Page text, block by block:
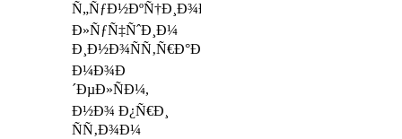
Ñ„ÑƒÐ½ÐºÑ†Ð¸Ð¾Ð½Ð°Ð»ÑŒÐ½Ð¾ÑÑ‚Ð¸
Ð»ÑƒÑ‡ÑˆÐ¸Ð¼
Ð¸Ð½Ð¾ÑÑ‚Ñ€Ð°Ð½Ð½Ñ‹Ð¼
Ð¼Ð¾Ð
´ÐµÐ»ÑÐ¼,
Ð½Ð¾ Ð¿Ñ€Ð¸
ÑÑ‚Ð¾Ð¼